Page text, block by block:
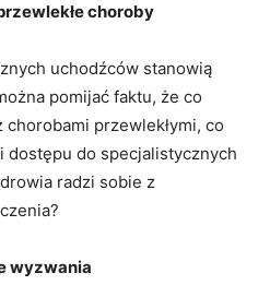
choroby
uchodźców stanowią
pomijać faktu, że co
przewlekłymi, co
dostępu do specjalistycznych
radzi sobie z
wyzwania